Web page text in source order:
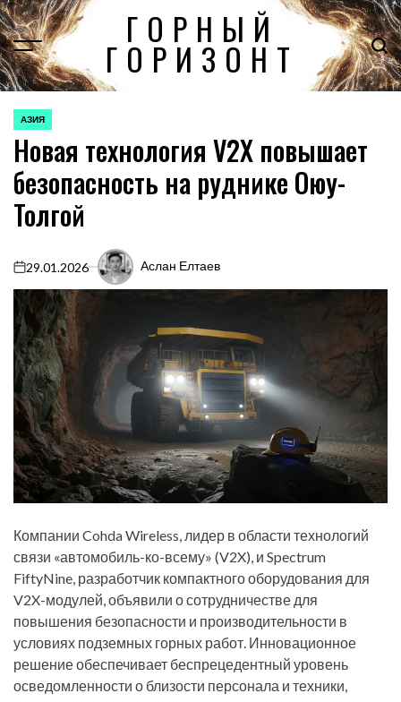
Перейти
к
содержимому
ГОРНЫЙ
ГОРИЗОНТ
ОПУБЛИКОВАНО
В
АЗИЯ
Новая технология V2X повышает
безопасность на руднике Оюу-
Толгой
on
29.01.2026 Аслан Елтаев
Компании Cohda Wireless, лидер в области технологий
связи «автомобиль-ко-всему» (V2X), и Spectrum
FiftyNine, разработчик компактного оборудования для
V2X-модулей, объявили о сотрудничестве для
повышения безопасности и производительности в
условиях подземных горных работ. Инновационное
решение обеспечивает беспрецедентный уровень
осведомленности о близости персонала и техники,